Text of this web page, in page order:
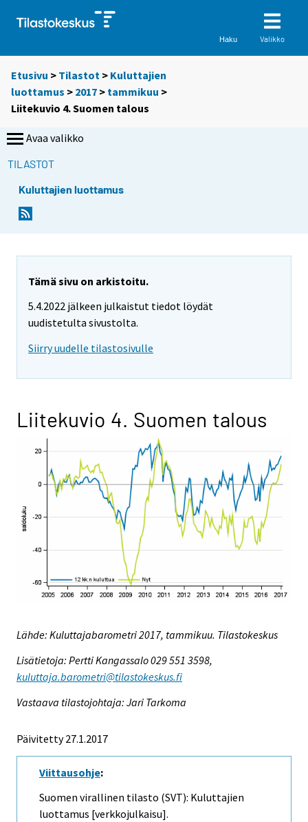
Haku Valikko
Etusivu > Tilastot > Kuluttajien
luottamus > 2017 > tammikuu >
Liitekuvio 4. Suomen talous
Avaa valikko
TILASTOT
Kuluttajien luottamus
Tämä sivu on arkistoitu.
5.4.2022 jälkeen julkaistut tiedot löydät
uudistetulta sivustolta.
Siirry uudelle tilastosivulle
Liitekuvio 4. Suomen talous
Lähde: Kuluttajabarometri 2017, tammikuu. Tilastokeskus
Lisätietoja: Pertti Kangassalo 029 551 3598,
kuluttaja.barometri@tilastokeskus.fi
Vastaava tilastojohtaja: Jari Tarkoma
Päivitetty 27.1.2017
Viittausohje:
Suomen virallinen tilasto (SVT): Kuluttajien
luottamus [verkkojulkaisu].